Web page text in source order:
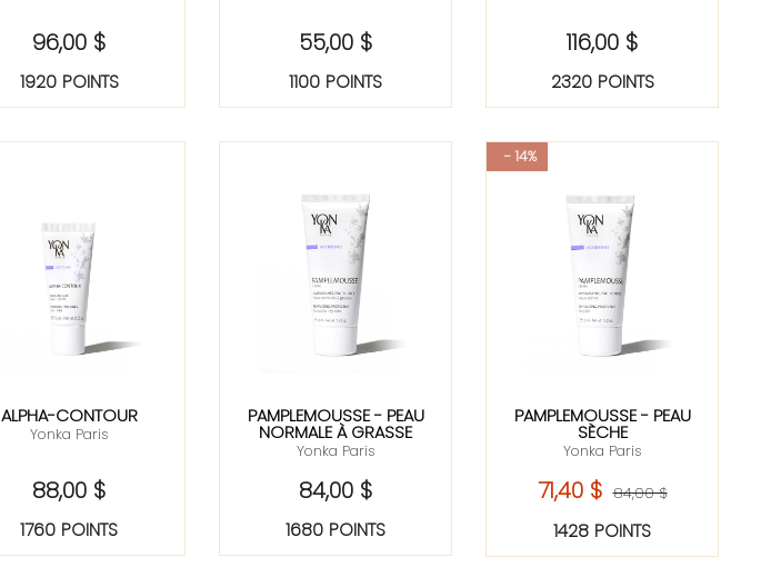
96,00 $
1920 POINTS
55,00 $
1100 POINTS
116,00 $
2320 POINTS
ALPHA-CONTOUR
Yonka Paris
88,00 $
1760 POINTS
PAMPLEMOUSSE - PEAU
NORMALE À GRASSE
Yonka Paris
84,00 $
1680 POINTS
- 14%
PAMPLEMOUSSE - PEAU
SÈCHE
Yonka Paris
71,40 $ 84,00 $
1428 POINTS